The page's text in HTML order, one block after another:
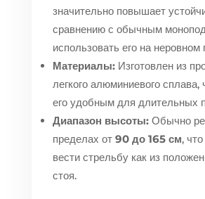
значительно повышает
сравнению с обычным
использовать его на неровном
Материалы:Изготовлен из
легкого алюминиевого сплава,
его удобным для длительных
Диапазон высоты:Обычно
пределах от 90 до 165 см,
вести стрельбу как из
стоя.